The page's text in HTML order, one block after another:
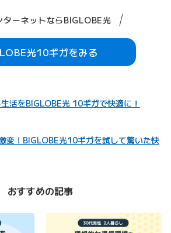
ターネットならBIGLOBE光
光10ギガをみる
活をBIGLOBE光 10ギガで快適に！
変！BIGLOBE光10ギガを試して驚いた快
おすすめの記事